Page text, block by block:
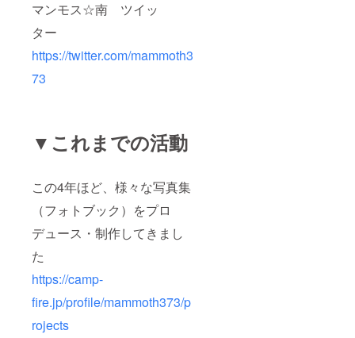
マンモス☆南 ツイッ
ター
https://twitter.com/mammoth3
73
▼これまでの活動
この4年ほど、様々な写真集
（フォトブック）をプロ
デュース・制作してきまし
た
https://camp-
fire.jp/profile/mammoth373/p
rojects